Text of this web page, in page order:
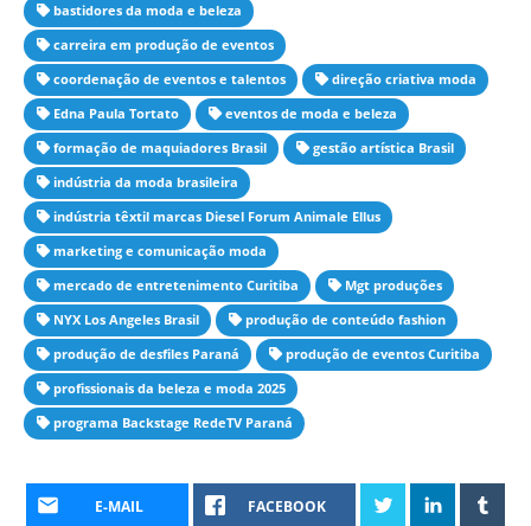
bastidores da moda e beleza
carreira em produção de eventos
coordenação de eventos e talentos
direção criativa moda
Edna Paula Tortato
eventos de moda e beleza
formação de maquiadores Brasil
gestão artística Brasil
indústria da moda brasileira
indústria têxtil marcas Diesel Forum Animale Ellus
marketing e comunicação moda
mercado de entretenimento Curitiba
Mgt produções
NYX Los Angeles Brasil
produção de conteúdo fashion
produção de desfiles Paraná
produção de eventos Curitiba
profissionais da beleza e moda 2025
programa Backstage RedeTV Paraná
E-MAIL FACEBOOK